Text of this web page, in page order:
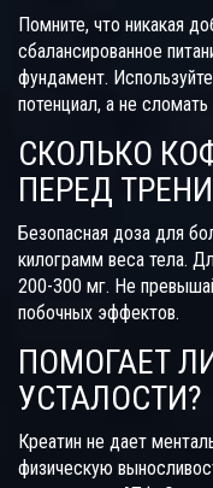
Помните, что никакая
сбалансированное
фундамент.
потенциал, а не
СКОЛЬКО
ПЕРЕД
Безопасная доза для
килограмм веса тела.
200-300 мг. Не
побочных эффектов.
ПОМОГАЕТ
УСТАЛОСТИ?
Креатин не дает
физическую